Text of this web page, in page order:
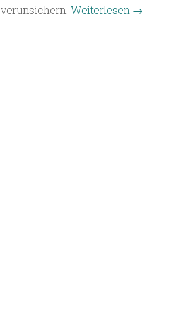
verunsichern. Weiterlesen →